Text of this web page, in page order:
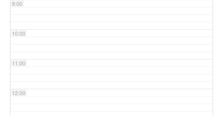
9:00
10:00
11:00
12:00